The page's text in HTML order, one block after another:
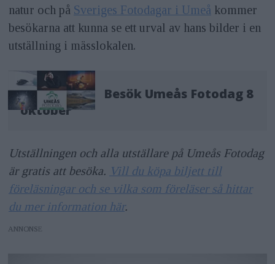
natur och på Sveriges Fotodagar i Umeå kommer
besökarna att kunna se ett urval av hans bilder i en
utställning i mässlokalen.
Besök Umeås Fotodag 8
oktober
Utställningen och alla utställare på Umeås Fotodag
är gratis att besöka. Vill du köpa biljett till
föreläsningar och se vilka som föreläser så hittar
du mer information här.
ANNONS